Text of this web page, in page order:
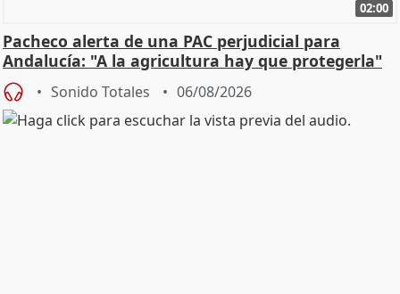
02:00
Pacheco alerta de una PAC perjudicial para
Andalucía: "A la agricultura hay que protegerla"
Sonido Totales 06/08/2026